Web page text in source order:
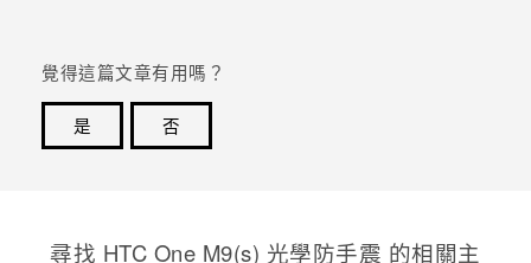
覺得這篇文章有用嗎？
是
否
尋找 HTC One M9(s) 光學防手震 的相關主